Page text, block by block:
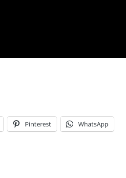
Pinterest WhatsApp